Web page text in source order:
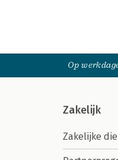
Op
Zakelijk
Zakelijke